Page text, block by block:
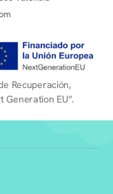
Recuperación,
Generation EU”.